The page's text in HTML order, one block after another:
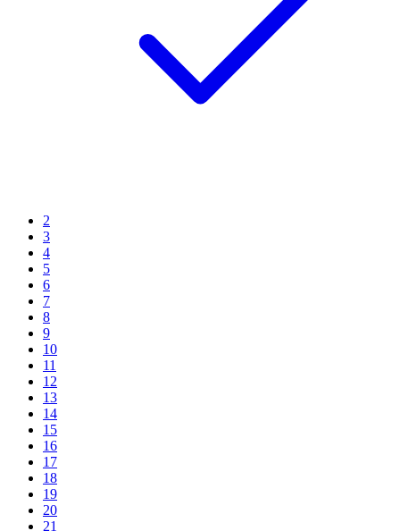
2
3
4
5
6
7
8
9
10
11
12
13
14
15
16
17
18
19
20
21